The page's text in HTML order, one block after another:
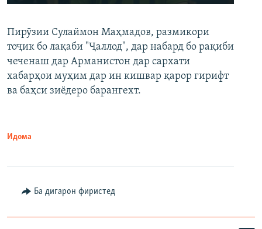
Auto 240p 360p 480p
720p 1080p
360p
480p
Пирӯзии Сулаймон Маҳмадов, размикори
тоҷик бо лақаби "Ҷаллод", дар набард бо рақиби
чеченаш дар Арманистон дар сархати
хабарҳои муҳим дар ин кишвар қарор гирифт
ва баҳси зиёдеро барангехт.
Идома
Ба дигарон фиристед